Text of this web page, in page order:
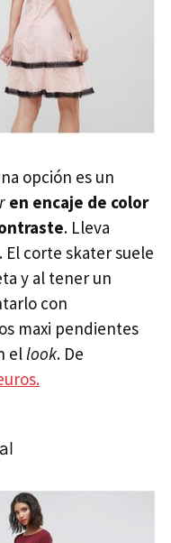
opción es un
en encaje de color
. Lleva
corte skater suele
y al tener un
con
maxi pendientes
ellook. De